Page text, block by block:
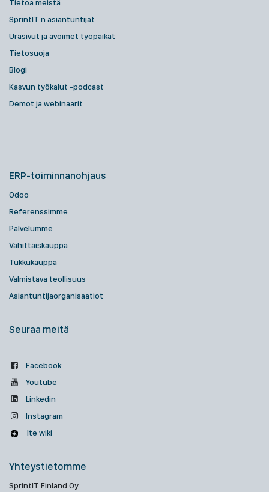
Tietoa meistä
SprintIT:n asiantuntijat
Urasivut ja avoimet työpaikat
Tietosuoja
Blogi
Kasvun työkalut -podcast
Demot ja webinaarit
ERP-toiminnanohjaus
Odoo
Referenssimme
Palvelumme
Vähittäiskauppa
Tukkukauppa
Valmistava teollisuus
Asiantuntijaorganisaatiot
Seuraa meitä
Facebook
Youtube
Linkedin
Instagram
Ite wiki
Yhteystietomme
SprintIT Finland Oy